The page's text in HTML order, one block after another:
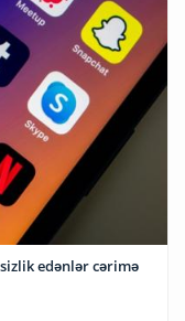
edənlər cərimə